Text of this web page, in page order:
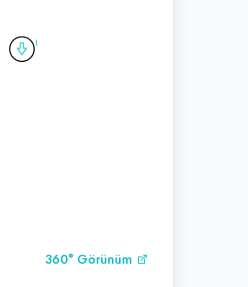
360° Görünüm